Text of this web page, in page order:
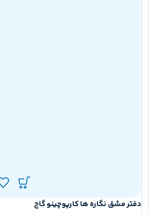
دفتر مشق نگاره ها کارپوچینو گاج